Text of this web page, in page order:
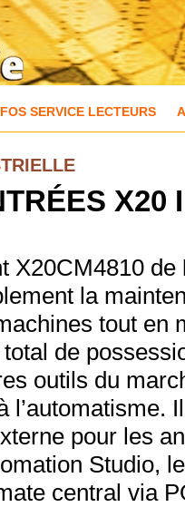
SERVICE LECTEURS
X20
X20CM4810 de
la
tout en
de
outils du
pour les
Studio,
central via